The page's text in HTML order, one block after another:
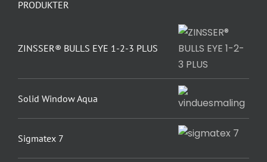
PRODUKTER
ZINSSER® BULLS EYE 1-2-3 PLUS
Solid Window Aqua
Sigmatex 7